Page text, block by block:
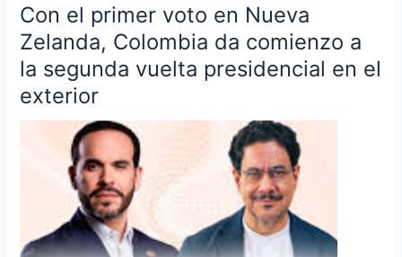
Con el primer voto en Nueva
Zelanda, Colombia da comienzo a
la segunda vuelta presidencial en el
exterior
Con
el
primer
voto
en
Nueva
Zelanda,
Colombia
comienzo
la